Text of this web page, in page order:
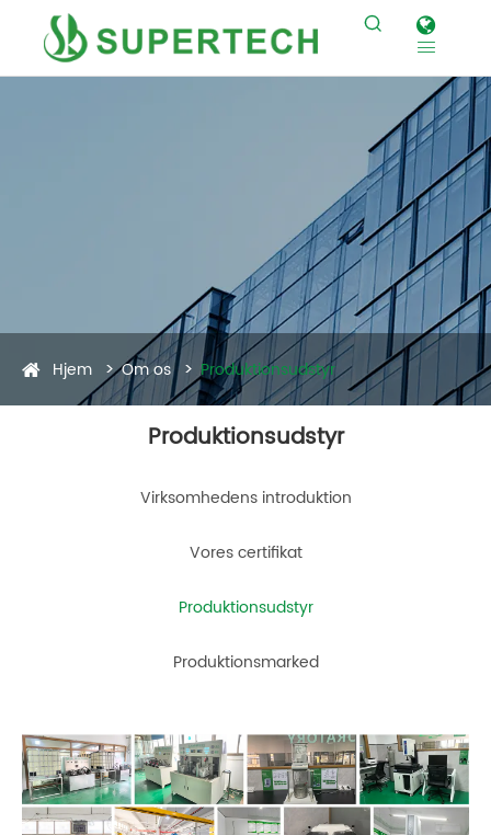


Hjem Om os Produktionsudstyr
Produktionsudstyr
Virksomhedens introduktion
Vores certifikat
Produktionsudstyr
Produktionsmarked